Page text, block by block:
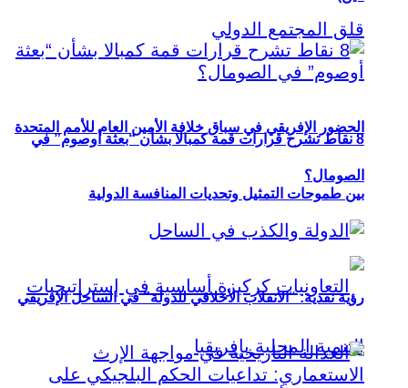
الحضور الإفريقي في سباق خلافة الأمين العام للأمم المتحدة
بين طموحات التمثيل وتحديات المنافسة الدولية
8 نقاط تشرح قرارات قمة كمبالا بشأن “بعثة أوصوم” في
الصومال؟
رؤية نقدية: “الانقلاب الأخلاقي للدولة” في الساحل الإفريقي